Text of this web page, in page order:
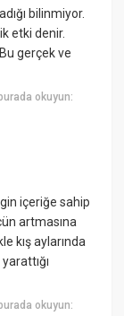
bilinmiyor.
etki denir.
gerçek ve
okuyun:
içeriğe sahip
artmasına
kış aylarında
okuyun: